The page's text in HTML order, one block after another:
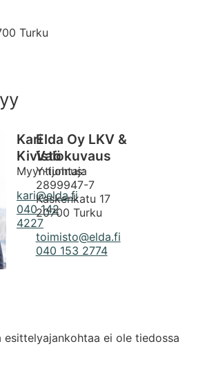
Turku
Kari
Kivistö
Myyntijohtaja
kari@elda.fi
040 142
4227
Elda Oy LKV &
Valokuvaus
Y-tunnus:
2899947-7
Kaskenkatu 17
20700 Turku
toimisto@elda.fi
040 153 2774
esittelyajankohtaa ei ole tiedossa